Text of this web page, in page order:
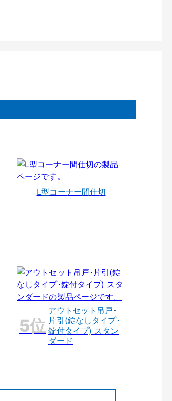
L型コーナー間仕切
アウトセット吊戸･
片引(錠なしタイプ･
錠付タイプ) スタン
ダード